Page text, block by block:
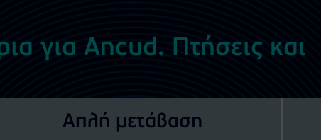
για Ancud. Πτήσεις και
Απλή μετάβαση